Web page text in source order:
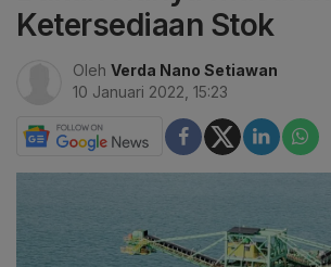
Ketersediaan Stok
Oleh Verda Nano Setiawan
10 Januari 2022, 15:23